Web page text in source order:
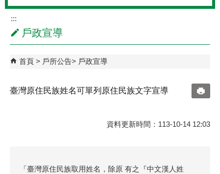
:::
戶政宣導
首頁 戶所公告 戶政宣導
臺灣原住民族姓名可單列原住民族文字宣導
資料更新時間：113-10-14 12:03
「臺灣原住民族取用姓名，除原 有之『中文漢人姓